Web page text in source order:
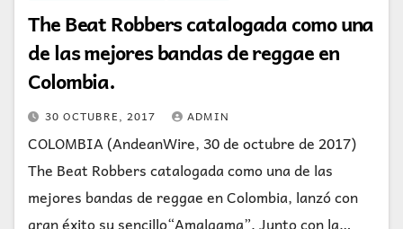
The Beat Robbers catalogada como una
de las mejores bandas de reggae en
Colombia.
30 OCTUBRE, 2017 ADMIN
COLOMBIA (AndeanWire, 30 de octubre de 2017)
The Beat Robbers catalogada como una de las
mejores bandas de reggae en Colombia, lanzó con
gran éxito su sencillo“Amalgama”. Junto con la…